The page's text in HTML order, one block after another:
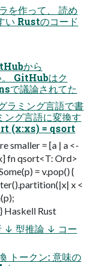
作って、 読め
い Rustのコード
から
。 GitHubはク
で議論されてた
ラミング言語で書
ング言語に変換す
(x:xs) = qsort
smaller = [a | a <-
fn qsort<T: Ord>
= v.pop() {
x <
Haskell Rust
↓ 型推論 ↓ コー
トークン: 意味の